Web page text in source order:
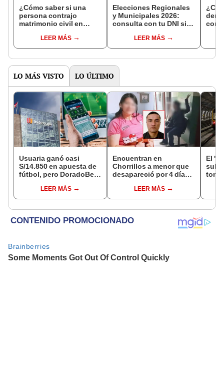
¿Cómo saber si una
persona contrajo
matrimonio civil en
LEER MÁS
Elecciones Regionales
y Municipales 2026:
consulta con tu DNI si
de mesa para este 4 de
octubre en el link oficial
LEER MÁS
con
LO MÁS VISTO LO ÚLTIMO
Usuaria ganó casi
S/14.850 en apuesta de
fútbol, pero DoradoBet
Indecopi multó a la
empresa con más de S/
LEER MÁS
Encuentran en
Chorrillos a menor que
desapareció por 4 días
sujeto que conoció en
Roblox: PNP busca al
LEER MÁS
El